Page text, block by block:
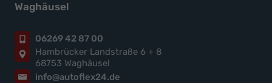
Waghäusel
06269 42 87 00
Hambrücker Landstraße 6 + 8
68753 Waghäusel
info@autoflex24.de